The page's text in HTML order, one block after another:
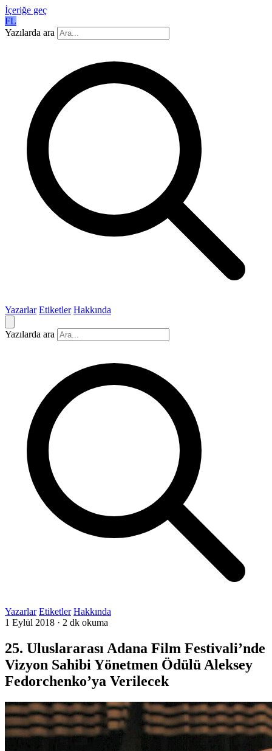
İçeriğe geç
FL
Yazılarda ara
Yazarlar Etiketler Hakkında
Yazılarda ara
Yazarlar Etiketler Hakkında
1 Eylül 2018 · 2 dk okuma
25. Uluslararası Adana Film Festivali’nde
Vizyon Sahibi Yönetmen Ödülü Aleksey
Fedorchenko’ya Verilecek